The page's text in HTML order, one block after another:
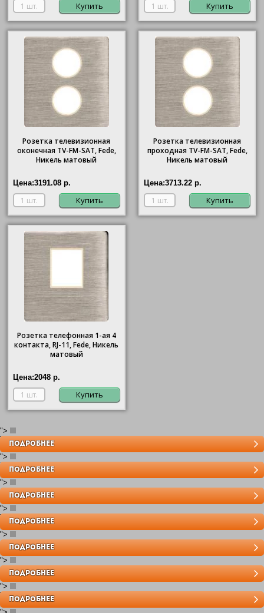
Купить Купить
Розетка телевизионная
оконечная ТV-FМ-SАТ, Fede,
Никель матовый
Цена:3191.08 р.
Купить
Розетка телевизионная
проходная ТV-FМ-SАТ, Fede,
Никель матовый
Цена:3713.22 р.
Купить
Розетка телефонная 1-ая 4
контакта, RJ-11, Fede, Никель
матовый
Цена:2048 р.
Купить
">
Toledo
ПОДРОБНЕЕ
">
Emporio
ПОДРОБНЕЕ
">
Sanremo
ПОДРОБНЕЕ
">
Toscana Palace
ПОДРОБНЕЕ
">
Smalto Italiano
ПОДРОБНЕЕ
">
Crystal De Luxe
ПОДРОБНЕЕ
">
Vintage Tapestry
ПОДРОБНЕЕ